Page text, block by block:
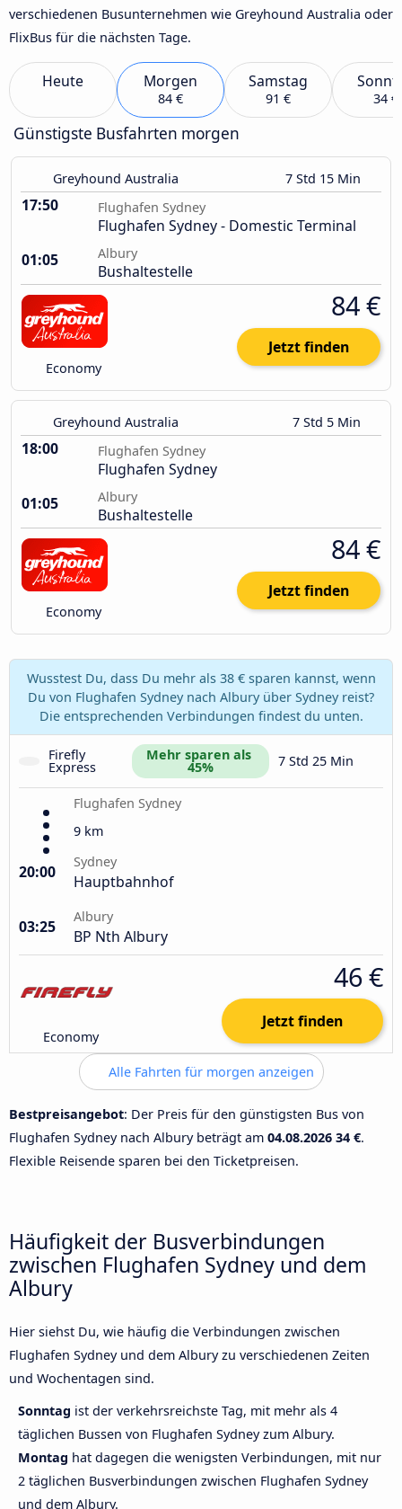
verschiedenen Busunternehmen wie Greyhound Australia oder
FlixBus für die nächsten Tage.
Heute Morgen
84 €
Samstag
91 € 34 €
Günstigste Busfahrten morgen
Greyhound Australia 7 Std 15 Min
17:50 Flughafen Sydney
Flughafen Sydney - Domestic Terminal
01:05
Albury
Bushaltestelle
Economy
84 €
Jetzt finden
Greyhound Australia 7 Std 5 Min
18:00 Flughafen Sydney
Flughafen Sydney
01:05
Albury
Bushaltestelle
Economy
84 €
Jetzt finden
Wusstest Du, dass Du mehr als 38 € sparen kannst, wenn
Du von Flughafen Sydney nach Albury über Sydney reist?
Die entsprechenden Verbindungen findest du unten.
Firefly
Express
Mehr sparen als
45% 7 Std 25 Min
Flughafen Sydney
9 km
20:00
Sydney
Hauptbahnhof
03:25
Albury
BP Nth Albury
Economy
46 €
Jetzt finden
Alle Fahrten für morgen anzeigen
Bestpreisangebot: Der Preis für den günstigsten Bus von
Flughafen Sydney nach Albury beträgt am 04.08.2026 34 €.
Flexible Reisende sparen bei den Ticketpreisen.
Häufigkeit der Busverbindungen
zwischen Flughafen Sydney und dem
Albury
Hier siehst Du, wie häufig die Verbindungen zwischen
Flughafen Sydney und dem Albury zu verschiedenen Zeiten
und Wochentagen sind.
Sonntag ist der verkehrsreichste Tag, mit mehr als 4
täglichen Bussen von Flughafen Sydney zum Albury.
Montag hat dagegen die wenigsten Verbindungen, mit nur
2 täglichen Busverbindungen zwischen Flughafen Sydney
und dem Albury.